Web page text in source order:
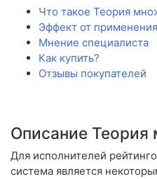
Что такое Теория
Эффект от применения
Мнение специалиста
Как купить?
Отзывы покупателей
Описание Теория
Для исполнителей
система является